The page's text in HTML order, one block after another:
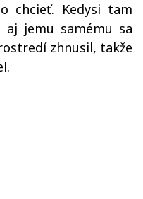
chcieť. Kedysi tam
aj jemu samému sa
zhnusil, takže